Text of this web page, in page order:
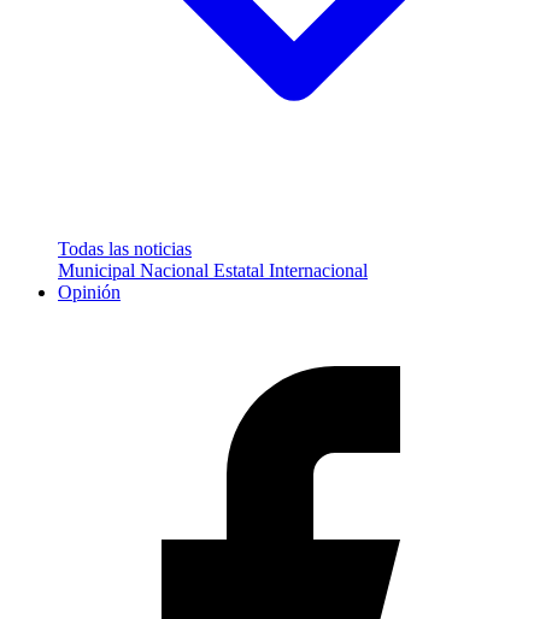
Todas las noticias
Municipal Nacional Estatal Internacional
Opinión